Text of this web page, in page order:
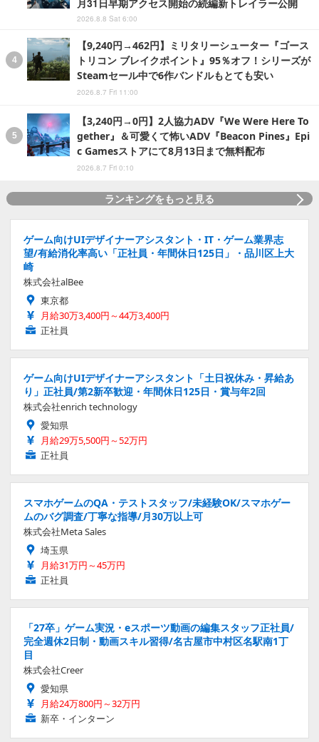
月31日早期アクセス開始の続編新トレイラー公開
2026.8.8 Sat 6:00
【9,240円→462円】ミリタリーシューター『ゴース
トリコン ブレイクポイント』95％オフ！シリーズが
Steamセール中で6作バンドルもとても安い
2026.8.7 Fri 11:00
【3,240円→0円】2人協力ADV『We Were Here To
gether』＆可愛くて怖いADV『Beacon Pines』Epi
c Gamesストアにて8月13日まで無料配布
2026.8.7 Fri 0:10
ランキングをもっと見る
ゲーム向けUIデザイナーアシスタント・IT・ゲーム業界志
望/有給消化率高い「正社員・年間休日125日」・品川区上大
崎
株式会社alBee
東京都
月給30万3,400円～44万3,400円
正社員
ゲーム向けUIデザイナーアシスタント「土日祝休み・昇給あ
り」正社員/第2新卒歓迎・年間休日125日・賞与年2回
株式会社enrich technology
愛知県
月給29万5,500円～52万円
正社員
スマホゲームのQA・テストスタッフ/未経験OK/スマホゲー
ムのバグ調査/丁寧な指導/月30万以上可
株式会社Meta Sales
埼玉県
月給31万円～45万円
正社員
「27卒」ゲーム実況・eスポーツ動画の編集スタッフ正社員/
完全週休2日制・動画スキル習得/名古屋市中村区名駅南1丁
目
株式会社Creer
愛知県
月給24万800円～32万円
新卒・インターン